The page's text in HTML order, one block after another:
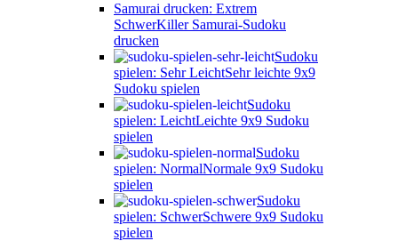
Samurai drucken: Extrem
SchwerKiller Samurai-Sudoku
drucken
Sudoku
spielen: Sehr LeichtSehr leichte 9x9
Sudoku spielen
Sudoku
spielen: LeichtLeichte 9x9 Sudoku
spielen
Sudoku
spielen: NormalNormale 9x9 Sudoku
spielen
Sudoku
spielen: SchwerSchwere 9x9 Sudoku
spielen